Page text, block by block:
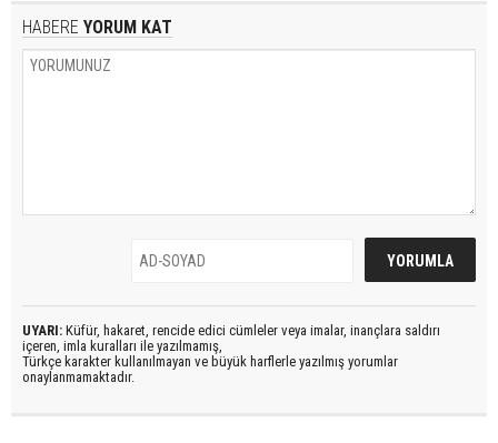
HABERE YORUM KAT
UYARI: Küfür, hakaret, rencide edici cümleler veya imalar, inançlara saldırı
içeren, imla kuralları ile yazılmamış,
Türkçe karakter kullanılmayan ve büyük harflerle yazılmış yorumlar
onaylanmamaktadır.